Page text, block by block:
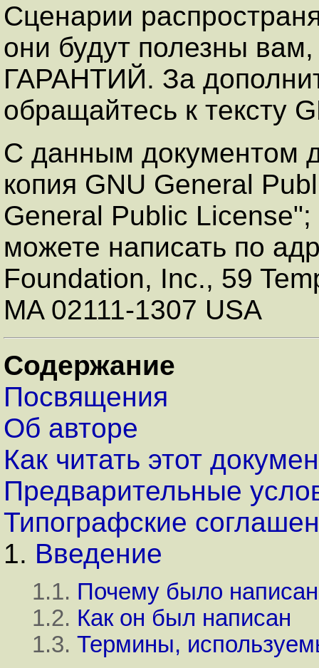
Сценарии
они будут полезны
ГАРАНТИЙ. За
обращайтесь к тексту
С данным документом
копия GNU General
General Public License";
можете написать по
Foundation, Inc., 59
MA 02111-1307 USA
Содержание
Посвящения
Об авторе
Как читать этот
Предварительные
Типографские
1. Введение
1.1. Почему было
1.2. Как он был написан
1.3. Термины,